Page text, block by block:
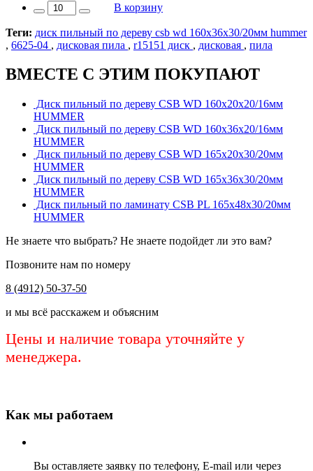
В корзину
Теги: диск пильный по дереву csb wd 160х36х30/20мм hummer
, 6625-04 , дисковая пила , r15151 диск , дисковая , пила
ВМЕСТЕ С ЭТИМ ПОКУПАЮТ
Диск пильный по дереву CSB WD 160х20х20/16мм
HUMMER
Диск пильный по дереву CSB WD 160х36х20/16мм
HUMMER
Диск пильный по дереву CSB WD 165х20х30/20мм
HUMMER
Диск пильный по дереву CSB WD 165х36х30/20мм
HUMMER
Диск пильный по ламинату CSB PL 165х48х30/20мм
HUMMER
Не знаете что выбрать? Не знаете подойдет ли это вам?
Позвоните нам по номеру
8 (4912) 50-37-50
и мы всё расскажем и объясним
Цены и наличие товара уточняйте у
менеджера.
Как мы работаем
Вы оставляете заявку по телефону, E-mail или через